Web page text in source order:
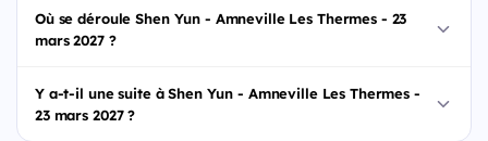
Où se déroule Shen Yun - Amneville Les Thermes - 23
mars 2027 ?
Y a-t-il une suite à Shen Yun - Amneville Les Thermes -
23 mars 2027 ?